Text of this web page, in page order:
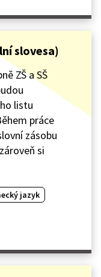
slovesa)
ZŠ a SŠ
listu
práce
zásobu
si
jazyk